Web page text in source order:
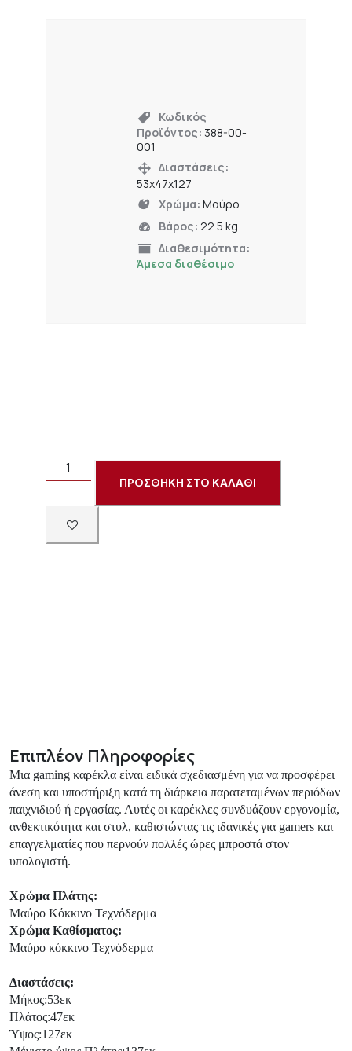
Κωδικός
Προϊόντος: 388-00-
001
Διαστάσεις:
53x47x127
Χρώμα:Μαύρο
Βάρος:22.5 kg
Διαθεσιμότητα:
Άμεσα διαθέσιμο
ΠΡΟΣΘΗΚΗ ΣΤΟ ΚΑΛΑΘΙ
Επιπλέον Πληροφορίες
Μια gaming καρέκλα είναι ειδικά σχεδιασμένη για να προσφέρει
άνεση και υποστήριξη κατά τη διάρκεια παρατεταμένων περιόδων
παιχνιδιού ή εργασίας. Αυτές οι καρέκλες συνδυάζουν εργονομία,
ανθεκτικότητα και στυλ, καθιστώντας τις ιδανικές για gamers και
επαγγελματίες που περνούν πολλές ώρες μπροστά στον
υπολογιστή.
Χρώμα Πλάτης:
Μαύρο Κόκκινο Τεχνόδερμα
Χρώμα Καθίσματος:
Μαύρο κόκκινο Τεχνόδερμα
Διαστάσεις:
Μήκος:53εκ
Πλάτος:47εκ
Ύψος:127εκ